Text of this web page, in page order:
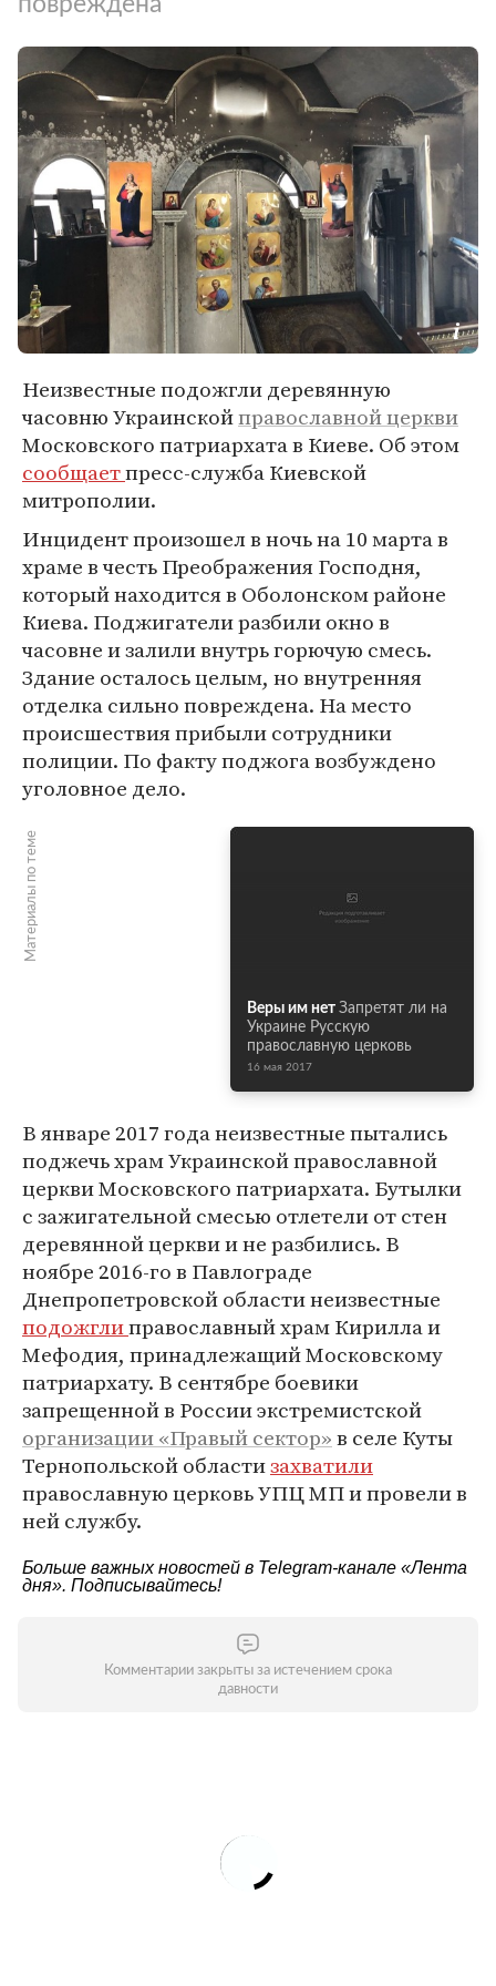
Неизвестные подожгли деревянную
часовню Украинскойправославной церкви
Московского патриархата в Киеве. Об этом
сообщаетпресс-служба Киевской
митрополии.
Инцидент произошел в ночь на 10 марта в
храме в честь Преображения Господня,
который находится в Оболонском районе
Киева. Поджигатели разбили окно в
часовне и залили внутрь горючую смесь.
Здание осталось целым, но внутренняя
отделка сильно повреждена. На место
происшествия прибыли сотрудники
полиции. По факту поджога возбуждено
уголовное дело.
Материалы по теме
Веры им нет Запретят ли на
Украине Русскую
православную церковь
16 мая 2017
В январе 2017 года неизвестные пытались
поджечь храм Украинской православной
церкви Московского патриархата. Бутылки
с зажигательной смесью отлетели от стен
деревянной церкви и не разбились. В
ноябре 2016-го в Павлограде
Днепропетровской области неизвестные
подожглиправославный храм Кирилла и
Мефодия, принадлежащий Московскому
патриархату. В сентябре боевики
запрещенной в России экстремистской
организации «Правый сектор»в селе Куты
Тернопольской областизахватили
православную церковь УПЦ МП и провели в
ней службу.
Больше важных новостей в Telegram-канале «Лента
дня». Подписывайтесь!
Комментарии закрыты за истечением срока
давности